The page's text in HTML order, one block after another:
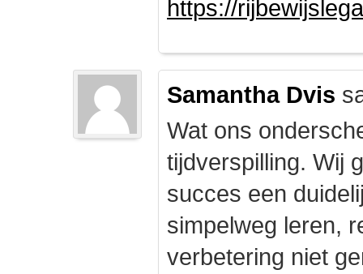
https://
Samantha Dvis
Wat ons
tijdverspilling. Wij
succes een
simpelweg leren,
verbetering niet